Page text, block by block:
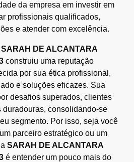
da empresa em investir em
profissionais qualificados,
e atender com excelência.
SARAH DE ALCANTARA
construiu uma reputação
por sua ética profissional,
e soluções eficazes. Sua
desafios superados, clientes
duradouras, consolidando-se
segmento. Por isso, seja você
parceiro estratégico ou um
SARAH DE ALCANTARA
é entender um pouco mais do